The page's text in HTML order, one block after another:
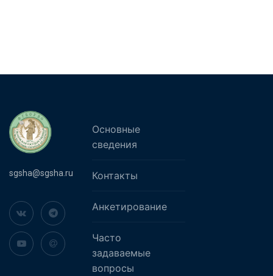
sgsha@sgsha.ru
Основные
сведения
Контакты
Анкетирование
Часто
задаваемые
вопросы